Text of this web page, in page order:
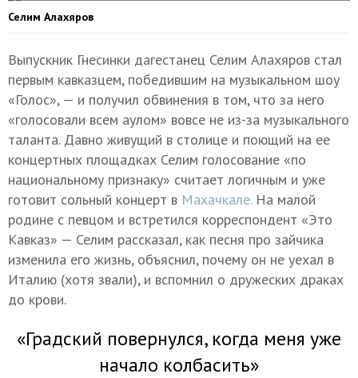
Селим Алахяров
Выпускник Гнесинки дагестанец Селим Алахяров стал
первым кавказцем, победившим на музыкальном шоу
«Голос», — и получил обвинения в том, что за него
«голосовали всем аулом» вовсе не из-за музыкального
таланта. Давно живущий в столице и поющий на ее
концертных площадках Селим голосование «по
национальному признаку» считает логичным и уже
готовит сольный концерт в Махачкале.На малой
родине с певцом и встретился корреспондент «Это
Кавказ» — Селим рассказал, как песня про зайчика
изменила его жизнь, объяснил, почему он не уехал в
Италию (хотя звали), и вспомнил о дружеских драках
до крови.
«Градский повернулся, когда меня уже
начало колбасить»